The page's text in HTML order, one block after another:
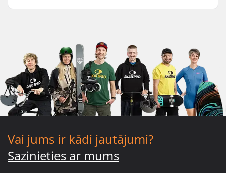
Vai jums ir kādi jautājumi?
Sazinieties ar mums